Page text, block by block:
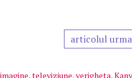
articolul
imagine,televiziune,verigheta,